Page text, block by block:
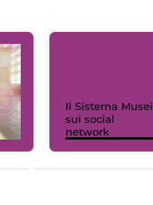
Il Sistema Musei
sui social
network